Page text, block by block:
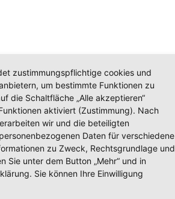
zustimmungspflichtige cookies und
um bestimmte Funktionen zu
die Schaltfläche „Alle akzeptieren“
aktiviert (Zustimmung). Nach
wir und die beteiligten
Daten für verschiedene
zu Zweck, Rechtsgrundlage und
Sie unter dem Button „Mehr“ und in
Sie können Ihre Einwilligung